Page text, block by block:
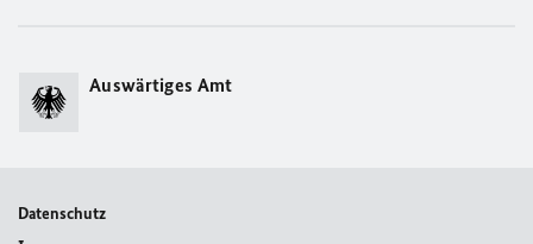
Auswärtiges Amt
Datenschutz